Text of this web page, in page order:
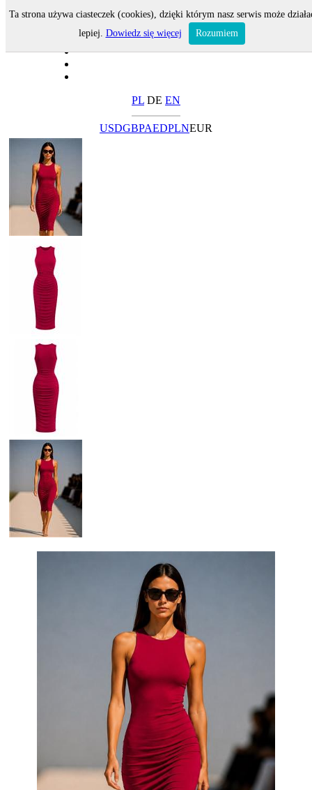
PL DE EN
USDGBPAEDPLNEUR
Ta strona używa ciasteczek (cookies), dzięki którym nasz serwis może
lepiej. Dowiedz się więcej Rozumiem